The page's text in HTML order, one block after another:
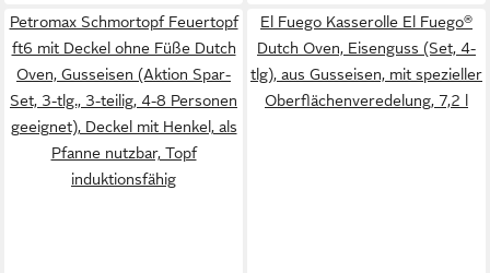
Petromax Schmortopf Feuertopf
ft6 mit Deckel ohne Füße Dutch
Oven, Gusseisen (Aktion Spar-
Set, 3-tlg., 3-teilig, 4-8 Personen
geeignet), Deckel mit Henkel, als
Pfanne nutzbar, Topf
induktionsfähig
El Fuego Kasserolle El Fuego®
Dutch Oven, Eisenguss (Set, 4-
tlg), aus Gusseisen, mit spezieller
Oberflächenveredelung, 7,2 l